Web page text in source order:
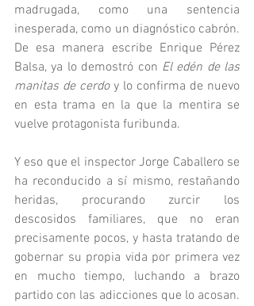
madrugada, como una sentencia
inesperada, como un diagnóstico cabrón.
De esa manera escribe Enrique Pérez
Balsa, ya lo demostró con El edén de las
manitas de cerdo y lo confirma de nuevo
en esta trama en la que la mentira se
vuelve protagonista furibunda.
Y eso que el inspector Jorge Caballero se
ha reconducido a sí mismo, restañando
heridas, procurando zurcir los
descosidos familiares, que no eran
precisamente pocos, y hasta tratando de
gobernar su propia vida por primera vez
en mucho tiempo, luchando a brazo
partido con las adicciones que lo acosan.